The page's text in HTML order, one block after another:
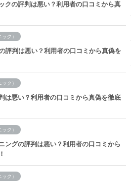
クの評判は悪い？利用者の口コミから真
ク）
評判は悪い？利用者の口コミから真偽を
ク）
は悪い？利用者の口コミから真偽を徹底
ク）
ングの評判は悪い？利用者の口コミから
ク）